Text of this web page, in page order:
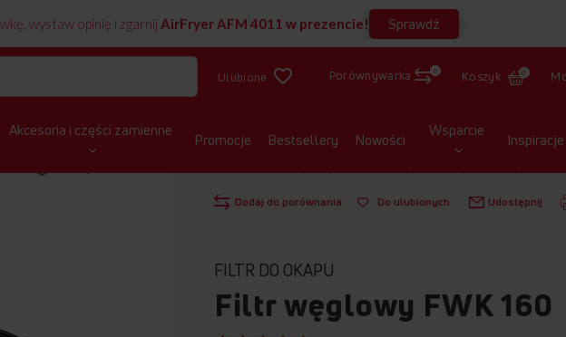
wystaw opinię i zgarnij AirFryer AFM 4011 w prezencie! Sprawdź
Ulubione Porównywarka 0 Koszyk 0
Akcesoria i części zamienne Promocje Bestsellery Nowości Wsparcie Inspiracje
Dodaj do porównania Do ulubionych Udostępnij
FILTR DO OKAPU
Filtr węglowy FWK 160